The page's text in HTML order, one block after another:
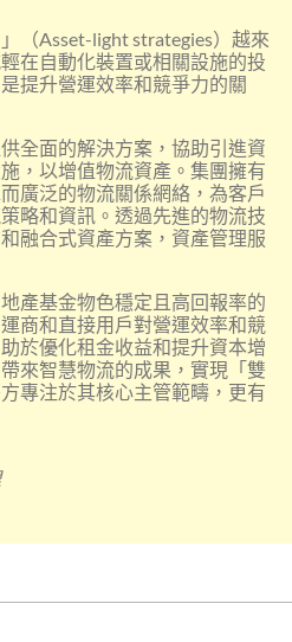
（Asset-light strategies）越來
在自動化裝置或相關設施的投
提升營運效率和競爭力的關
全面的解決方案，協助引進資
，以增值物流資產。集團擁有
廣泛的物流關係網絡，為客戶
略和資訊。透過先進的物流技
融合式資產方案，資產管理服
產基金物色穩定且高回報率的
商和直接用戶對營運效率和競
於優化租金收益和提升資本增
來智慧物流的成果，實現「雙
專注於其核心主管範疇，更有